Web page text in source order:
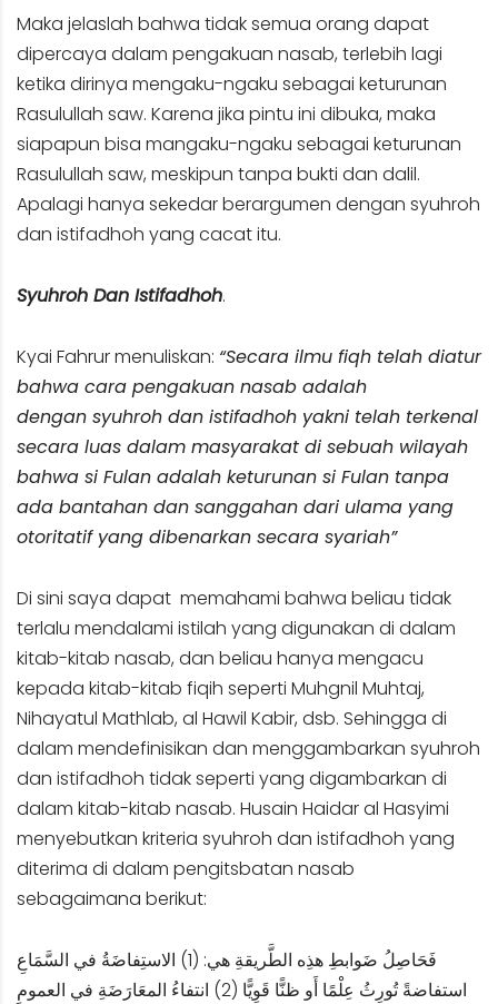
Maka jelaslah bahwa tidak semua orang dapat
dipercaya dalam pengakuan nasab, terlebih lagi
ketika dirinya mengaku-ngaku sebagai keturunan
Rasulullah saw. Karena jika pintu ini dibuka, maka
siapapun bisa mangaku-ngaku sebagai keturunan
Rasulullah saw, meskipun tanpa bukti dan dalil.
Apalagi hanya sekedar berargumen dengan syuhroh
dan istifadhoh yang cacat itu.
Syuhroh Dan Istifadhoh.
Kyai Fahrur menuliskan: “Secara ilmu fiqh telah diatur
bahwa cara pengakuan nasab adalah
dengan syuhroh dan istifadhoh yakni telah terkenal
secara luas dalam masyarakat di sebuah wilayah
bahwa si Fulan adalah keturunan si Fulan tanpa
ada bantahan dan sanggahan dari ulama yang
otoritatif yang dibenarkan secara syariah”
Di sini saya dapat memahami bahwa beliau tidak
terlalu mendalami istilah yang digunakan di dalam
kitab-kitab nasab, dan beliau hanya mengacu
kepada kitab-kitab fiqih seperti Muhgnil Muhtaj,
Nihayatul Mathlab, al Hawil Kabir, dsb. Sehingga di
dalam mendefinisikan dan menggambarkan syuhroh
dan istifadhoh tidak seperti yang digambarkan di
dalam kitab-kitab nasab. Husain Haidar al Hasyimi
menyebutkan kriteria syuhroh dan istifadhoh yang
diterima di dalam pengitsbatan nasab
sebagaimana berikut:
فَحَاصِلُ ضَوابطِ هذِه الطَّريقةِ هي: (1) الاستِفاضَةُ في السَّمَاعِ
استفاضةً تُورِثُ عِلْمًا أَو ظنًّا قَوِيًّا (2) انتفاءُ المعَارَضَةِ في العمومِ